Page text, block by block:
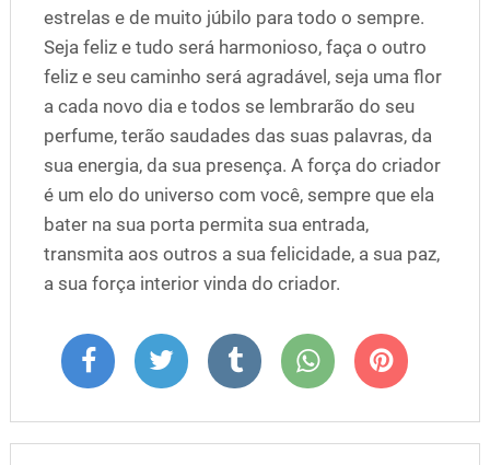
estrelas e de muito júbilo para todo o sempre.
Seja feliz e tudo será harmonioso, faça o outro
feliz e seu caminho será agradável, seja uma flor
a cada novo dia e todos se lembrarão do seu
perfume, terão saudades das suas palavras, da
sua energia, da sua presença. A força do criador
é um elo do universo com você, sempre que ela
bater na sua porta permita sua entrada,
transmita aos outros a sua felicidade, a sua paz,
a sua força interior vinda do criador.